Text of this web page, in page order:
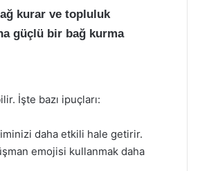
kurar ve topluluk
güçlü bir bağ kurma
İşte bazı ipuçları:
daha etkili hale getirir.
emojisi kullanmak daha